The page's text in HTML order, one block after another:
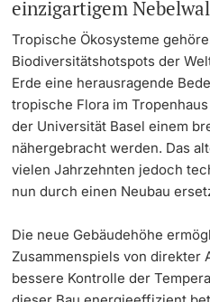
einzigartigem
Tropische Ökosysteme
Biodiversitätshotspots der
Erde eine herausragende
tropische Flora im
der Universität Basel einem
nähergebracht werden. Das
vielen Jahrzehnten jedoch
nun durch einen Neubau
Die neue Gebäudehöhe
Zusammenspiels von direkter
bessere Kontrolle der